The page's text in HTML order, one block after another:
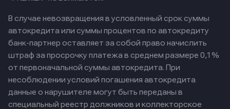
В случае невозвращения в условленный срок суммы
автокредита или суммы процентов по автокредиту
банк-партнер оставляет за собой право начислить
штраф за просрочку платежа в среднем размере 0,1%
от первоначальной суммы автокредита. При
несоблюдении условий погашения автокредита
данные о нарушителе могут быть переданы в
специальный реестр должников и коллекторское